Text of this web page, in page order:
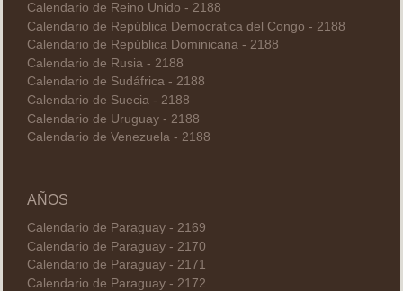
Calendario de Reino Unido - 2188
Calendario de República Democratica del Congo - 2188
Calendario de República Dominicana - 2188
Calendario de Rusia - 2188
Calendario de Sudáfrica - 2188
Calendario de Suecia - 2188
Calendario de Uruguay - 2188
Calendario de Venezuela - 2188
AÑOS
Calendario de Paraguay - 2169
Calendario de Paraguay - 2170
Calendario de Paraguay - 2171
Calendario de Paraguay - 2172